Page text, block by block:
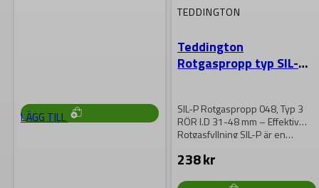
LÄGG TILL
TEDDINGTON
Teddington
Rotgaspropp typ SIL-P
SIL-P Rotgaspropp 048, Typ 3
RÖR I.D 31-48 mm – Effektiv
Rotgasfyllning SIL-P är en…
238kr